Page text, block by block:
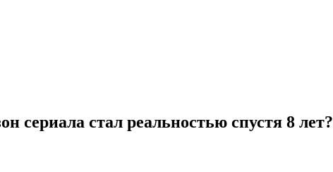
сериала стал реальностью спустя 8 лет?